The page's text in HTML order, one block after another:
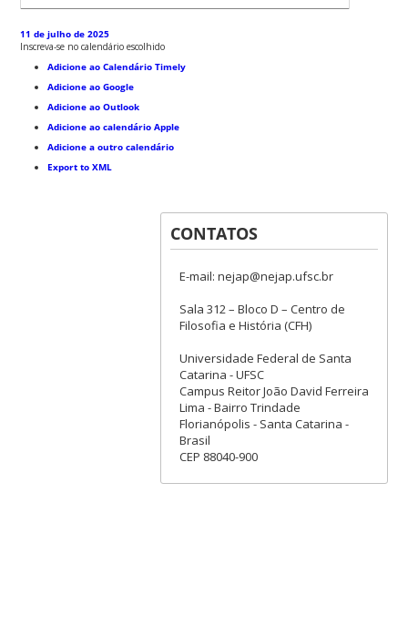
11 de julho de 2025
Inscreva-se no calendário escolhido
Adicione ao Calendário Timely
Adicione ao Google
Adicione ao Outlook
Adicione ao calendário Apple
Adicione a outro calendário
Export to XML
CONTATOS
E-mail: nejap@nejap.ufsc.br
Sala 312 – Bloco D – Centro de
Filosofia e História (CFH)
Universidade Federal de Santa
Catarina - UFSC
Campus Reitor João David Ferreira
Lima - Bairro Trindade
Florianópolis - Santa Catarina -
Brasil
CEP 88040-900